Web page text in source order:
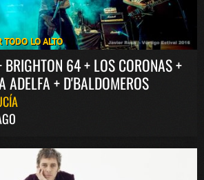
TODO LO ALTO
BRIGHTON 64 + LOS CORONAS +
ADELFA + D'BALDOMEROS